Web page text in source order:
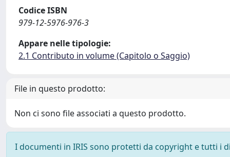
Codice ISBN
979-12-5976-976-3
Appare nelle tipologie:
2.1 Contributo in volume (Capitolo o Saggio)
File in questo prodotto:
Non ci sono file associati a questo prodotto.
I documenti in IRIS sono protetti da copyright e tutti i